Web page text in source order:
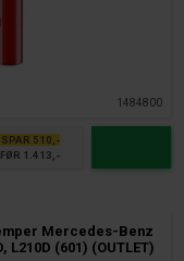
1484800
SPAR 510,-
FØR 1.413,-
Mercedes-Benz
L210D (601) (OUTLET)